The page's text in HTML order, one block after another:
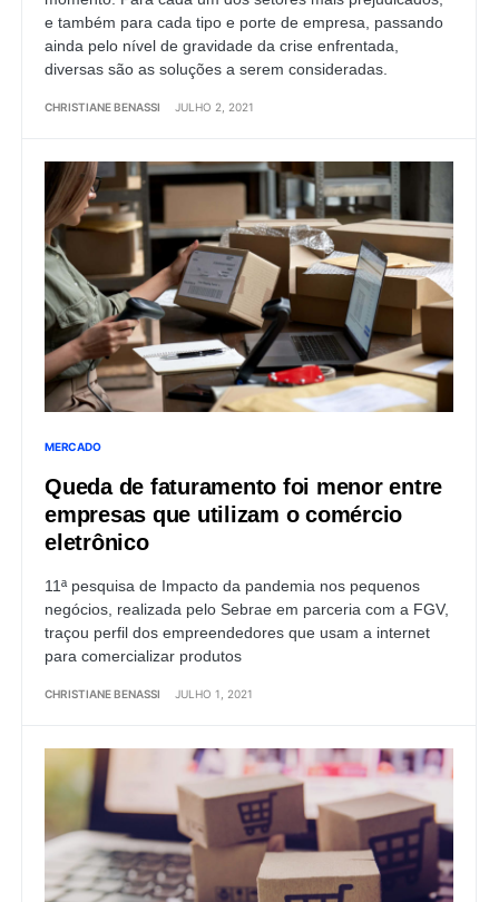
e também para cada tipo e porte de empresa, passando
ainda pelo nível de gravidade da crise enfrentada,
diversas são as soluções a serem consideradas.
CHRISTIANE BENASSI JULHO 2, 2021
MERCADO
Queda de faturamento foi menor entre
empresas que utilizam o comércio
eletrônico
11ª pesquisa de Impacto da pandemia nos pequenos
negócios, realizada pelo Sebrae em parceria com a FGV,
traçou perfil dos empreendedores que usam a internet
para comercializar produtos
CHRISTIANE BENASSI JULHO 1, 2021